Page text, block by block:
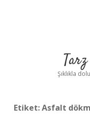
Şıklıkla
Etiket:Asfalt